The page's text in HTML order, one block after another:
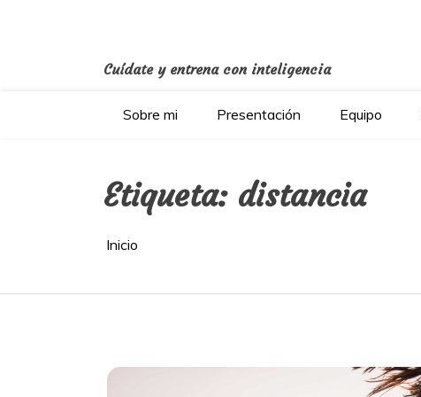
Cuídate y entrena con inteligencia
Sobre mi Presentación Equipo
Etiqueta: distancia
Inicio